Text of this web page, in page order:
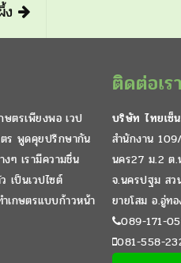
ง
ษตรเพียงพอ เวป
ตร พูดคุยปรึกษากัน
งๆ เรามีความชื่น
เป็นเวปไซต์
เกษตรแบบก้าวหน้า
ติดต่อเรา
บริษัท ไทยเซ็
สำนักงาน
นคร27 ม.2 ต.
จ.นครปฐม ส
ยายโสม อ.อู่ท
089-171-
081-558-